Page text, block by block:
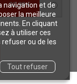
navigation et de
la meilleure
En cliquant
à utiliser ces
ou de les
Tout refuser
30,99 €